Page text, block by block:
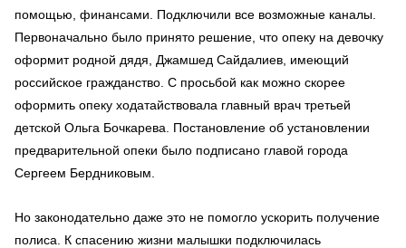
помощью, финансами. Подключили все возможные каналы.
Первоначально было принято решение, что опеку на девочку
оформит родной дядя, Джамшед Сайдалиев, имеющий
российское гражданство. С просьбой как можно скорее
оформить опеку ходатайствовала главный врач третьей
детской Ольга Бочкарева. Постановление об установлении
предварительной опеки было подписано главой города
Сергеем Бердниковым.
Но законодательно даже это не помогло ускорить получение
полиса. К спасению жизни малышки подключилась